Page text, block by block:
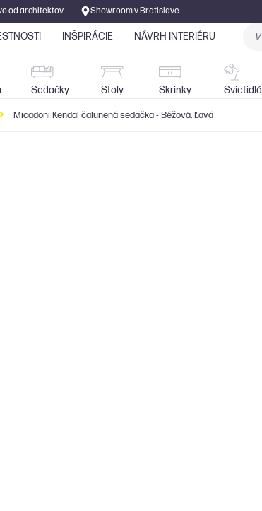
od architektov Showroom v Bratislave
Kreslá Sedačky
INŠPIRÁCIE NÁVRH INTERIÉRU
Sedačky Stoly Skrinky Svietidlá
Micadoni Kendal čalunená sedačka - Béžová, Ľavá